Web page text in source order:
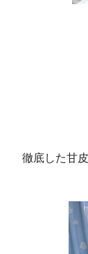
徹底した甘